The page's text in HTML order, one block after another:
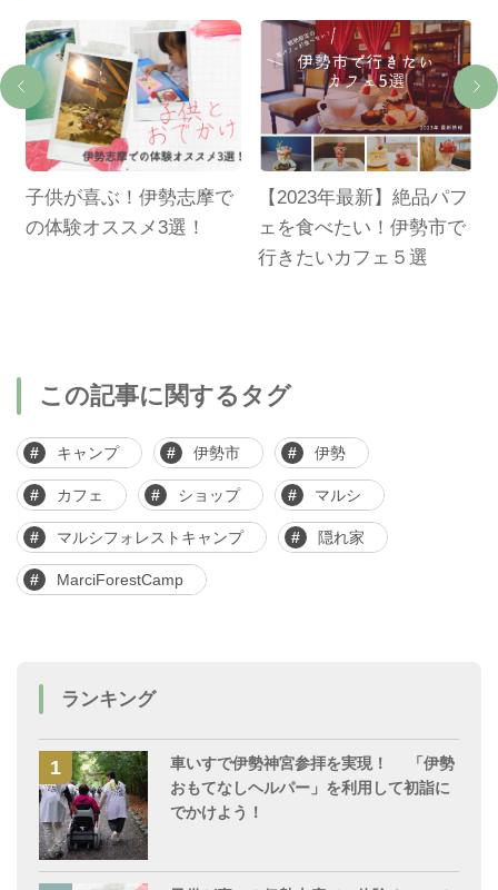
ランキング
車いすで伊勢神宮参拝を実現！ 「伊勢
おもてなしヘルパー」を利用して初詣に
でかけよう！
子供が喜ぶ！伊勢志摩で
の体験オススメ3選！
【2023年最新】絶品パフ
ェを食べたい！伊勢市で
行きたいカフェ５選
この記事に関するタグ
キャンプ 伊勢市 伊勢
カフェ ショップ マルシ
マルシフォレストキャンプ 隠れ家
MarciForestCamp